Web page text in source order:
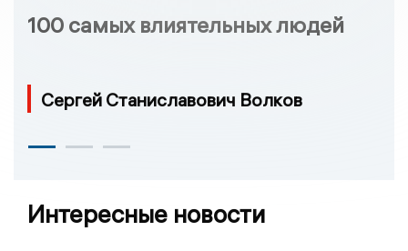
100 самых влиятельных людей
Сергей Станиславович Волков
Интересные новости